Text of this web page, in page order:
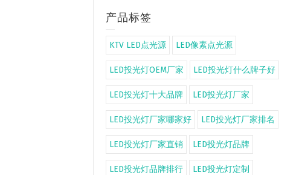
产品标签
KTV LED点光源 LED像素点光源
LED投光灯OEM厂家 LED投光灯什么牌子好
LED投光灯十大品牌 LED投光灯厂家
LED投光灯厂家哪家好 LED投光灯厂家排名
LED投光灯厂家直销 LED投光灯品牌
LED投光灯品牌排行 LED投光灯定制